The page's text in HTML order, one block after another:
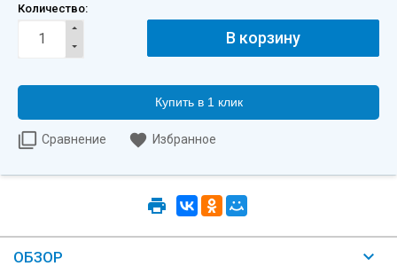
Количество:
Купить в 1 клик
Сравнение Избранное
ОБЗОР